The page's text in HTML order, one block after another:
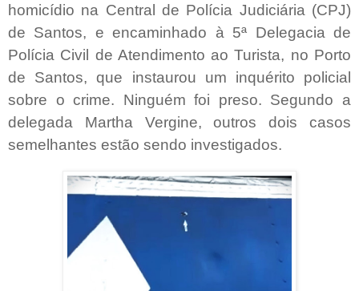
homicídio na Central de Polícia Judiciária (CPJ)
de Santos, e encaminhado à 5ª Delegacia de
Polícia Civil de Atendimento ao Turista, no Porto
de Santos, que instaurou um inquérito policial
sobre o crime. Ninguém foi preso. Segundo a
delegada Martha Vergine, outros dois casos
semelhantes estão sendo investigados.